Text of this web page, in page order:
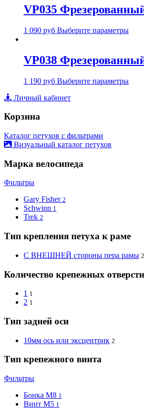
VP035
1 090 руб Выберите параметры
VP038
1 190 руб Выберите параметры
Личный кабинет
Корзина
Каталог петухов с фильтрами
Визуальный каталог петухов
Марка велосипеда
Фильтры
Gary Fisher 2
Schwinn 1
Trek 2
Тип крепления петуха к раме
С ВНЕШНЕЙ стороны пера рамы 2
Количество крепежных
1 1
2 1
Тип задней оси
10мм ось или эксцентрик 2
Тип крепежного винта
Фильтры
Бонка M8 1
Винт M5 1